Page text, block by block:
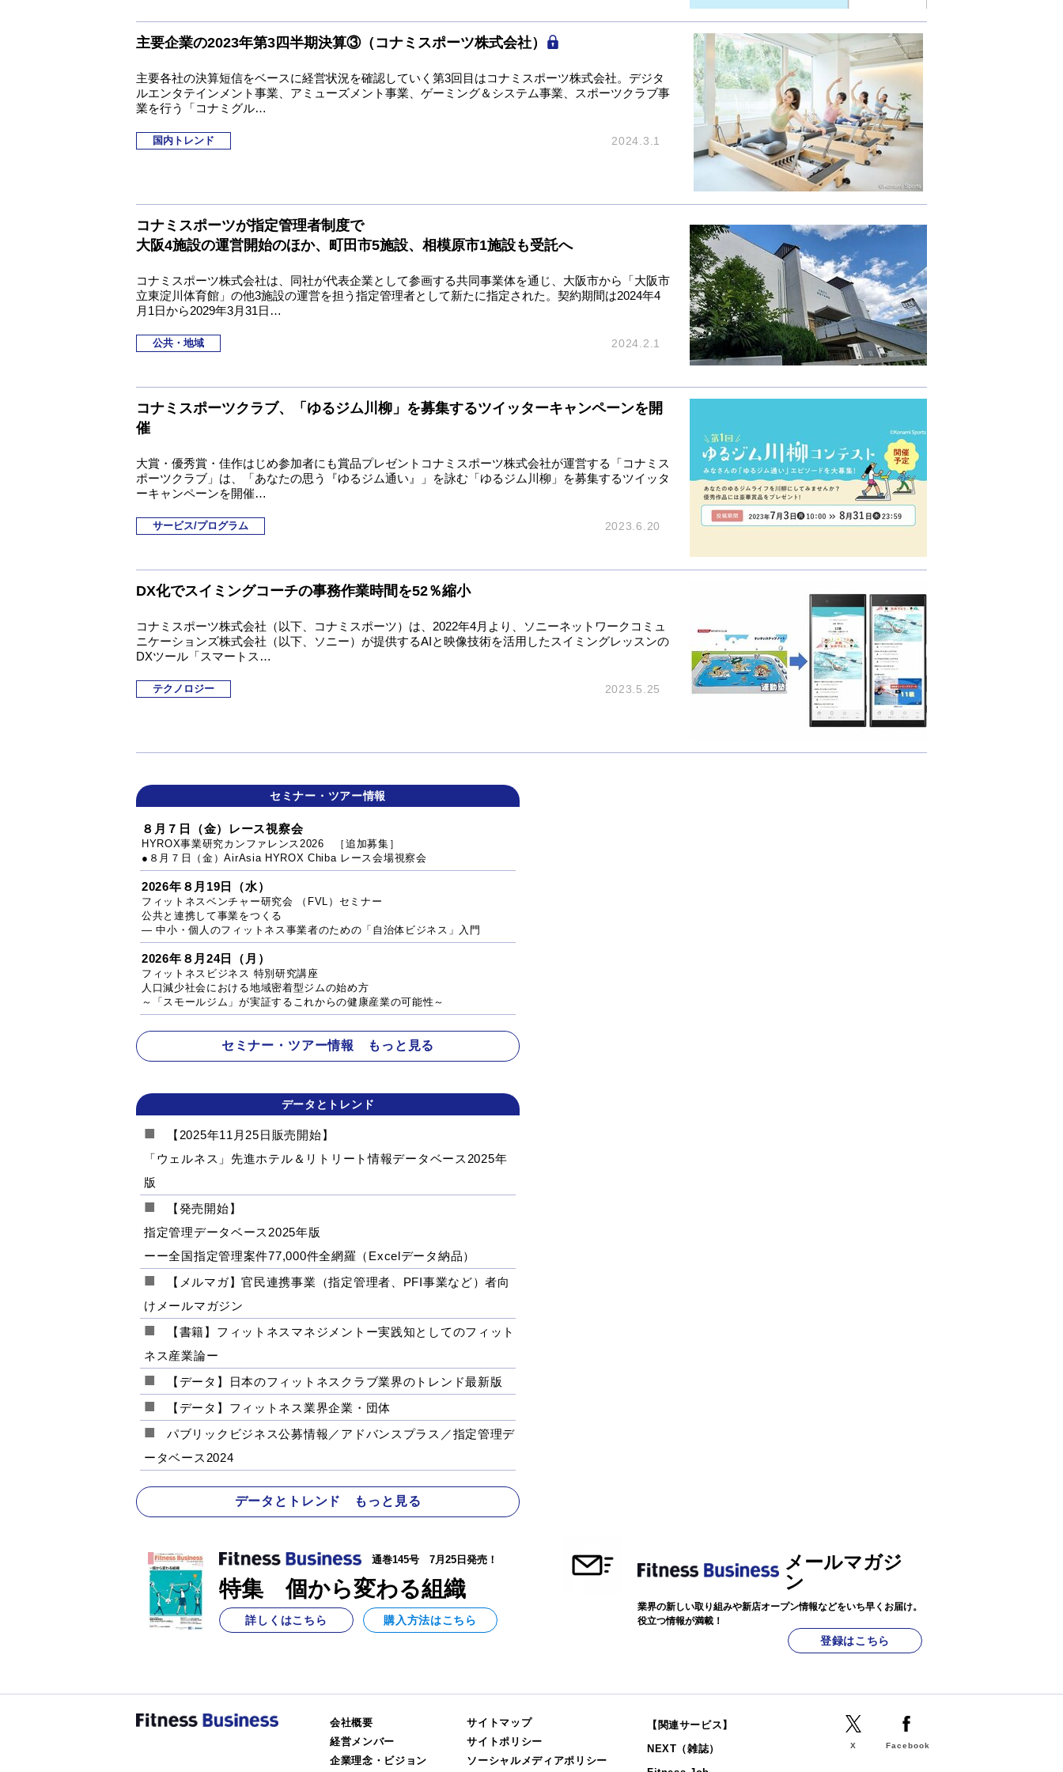
主要企業の2023年第3四半期決算③（コナミスポーツ株式会社）
主要各社の決算短信をベースに経営状況を確認していく第3回目はコナミスポーツ株式会社。デジタ
ルエンタテインメント事業、アミューズメント事業、ゲーミング＆システム事業、スポーツクラブ事
業を行う「コナミグル…
国内トレンド 2024.3.1
コナミスポーツが指定管理者制度で
大阪4施設の運営開始のほか、町田市5施設、相模原市1施設も受託へ
コナミスポーツ株式会社は、同社が代表企業として参画する共同事業体を通じ、大阪市から「大阪市
立東淀川体育館」の他3施設の運営を担う指定管理者として新たに指定された。契約期間は2024年4
月1日から2029年3月31日…
公共・地域 2024.2.1
コナミスポーツクラブ、「ゆるジム川柳」を募集するツイッターキャンペーンを開
催
大賞・優秀賞・佳作はじめ参加者にも賞品プレゼントコナミスポーツ株式会社が運営する「コナミス
ポーツクラブ」は、「あなたの思う『ゆるジム通い』」を詠む「ゆるジム川柳」を募集するツイッタ
ーキャンペーンを開催…
サービス/プログラム 2023.6.20
DX化でスイミングコーチの事務作業時間を52％縮小
コナミスポーツ株式会社（以下、コナミスポーツ）は、2022年4月より、ソニーネットワークコミュ
ニケーションズ株式会社（以下、ソニー）が提供するAIと映像技術を活用したスイミングレッスンの
DXツール「スマートス…
テクノロジー 2023.5.25
セミナー・ツアー情報
８月７日（金）レース視察会
HYROX事業研究カンファレンス2026 ［追加募集］
●８月７日（金）AirAsia HYROX Chiba レース会場視察会
2026年８月19日（水）
フィットネスベンチャー研究会 （FVL）セミナー
公共と連携して事業をつくる
― 中小・個人のフィットネス事業者のための「自治体ビジネス」入門
2026年８月24日（月）
フィットネスビジネス 特別研究講座
人口減少社会における地域密着型ジムの始め方
～「スモールジム」が実証するこれからの健康産業の可能性～
セミナー・ツアー情報 もっと見る
データとトレンド
【2025年11月25日販売開始】
「ウェルネス」先進ホテル＆リトリート情報データベース2025年
版
【発売開始】
指定管理データベース2025年版
ーー全国指定管理案件77,000件全網羅（Excelデータ納品）
【メルマガ】官民連携事業（指定管理者、PFI事業など）者向
けメールマガジン
【書籍】フィットネスマネジメントー実践知としてのフィット
ネス産業論ー
【データ】日本のフィットネスクラブ業界のトレンド最新版
【データ】フィットネス業界企業・団体
パブリックビジネス公募情報／アドバンスプラス／指定管理デ
ータベース2024
データとトレンド もっと見る
通巻145号 7月25日発売！
特集 個から変わる組織
詳しくはこちら 購入方法はこちら
メールマガジ
ン
業界の新しい取り組みや新店オープン情報などをいち早くお届け。
役立つ情報が満載！
登録はこちら
会社概要
経営メンバー
企業理念・ビジョン
サイトマップ
サイトポリシー
ソーシャルメディアポリシー
【関連サービス】
NEXT（雑誌）
X Facebook